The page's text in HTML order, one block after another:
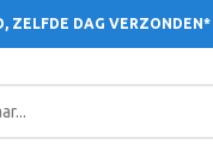
ZELFDE DAG VERZONDEN*